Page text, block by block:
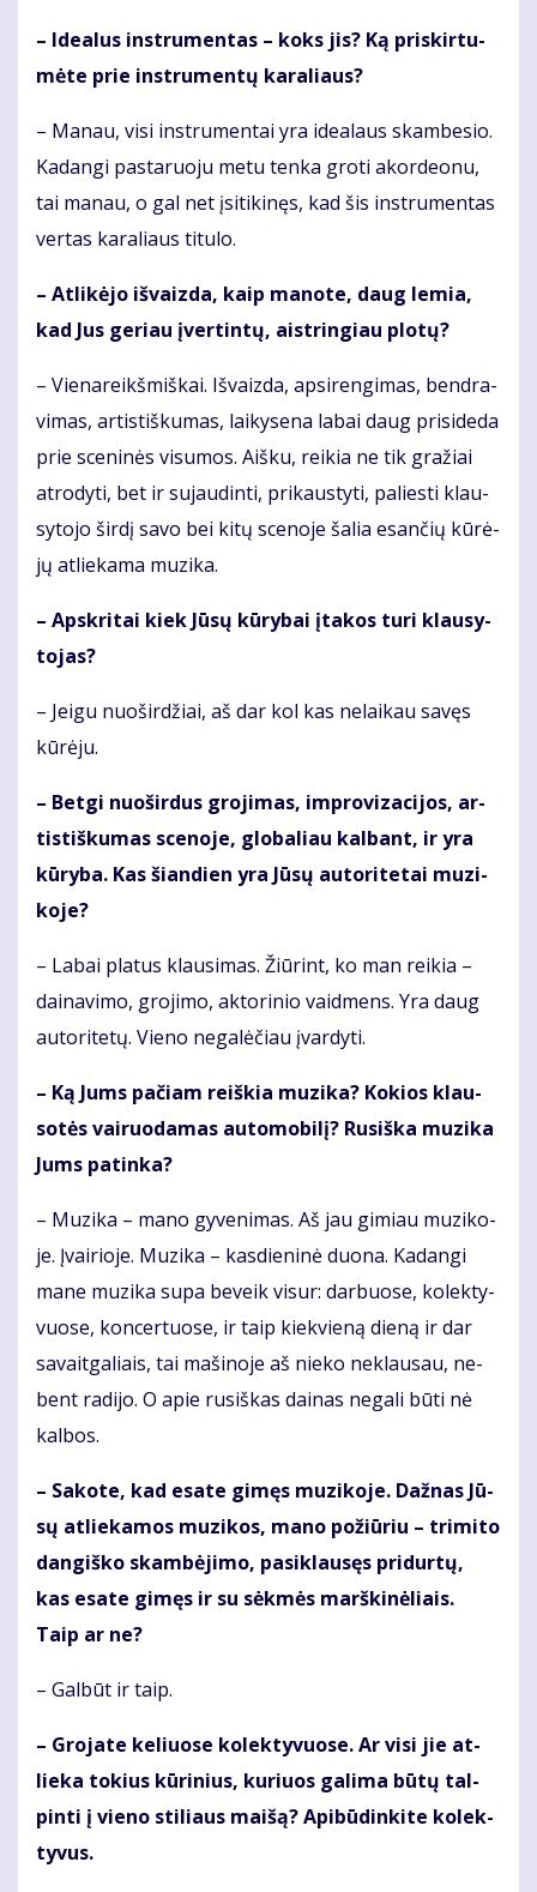
– Ide­a­lus in­stru­men­tas – koks jis? Ką pri­skir­tu­
mė­te prie in­stru­men­tų ka­ra­liaus?
– Ma­nau, vi­si in­stru­men­tai yra ide­a­laus skam­be­sio.
Ka­dan­gi pas­ta­ruo­ju me­tu ten­ka gro­ti akor­de­o­nu,
tai ma­nau, o gal net įsi­ti­ki­nęs, kad šis in­stru­men­tas
ver­tas ka­ra­liaus ti­tu­lo.
– At­li­kė­jo iš­vaiz­da, kaip ma­no­te, daug le­mia,
kad Jus ge­riau įver­tin­tų, aist­rin­giau plo­tų?
– Vie­na­reikš­miš­kai. Iš­vaiz­da, ap­si­ren­gi­mas, ben­dra­
vi­mas, ar­tis­tiš­ku­mas, lai­ky­se­na la­bai daug pri­si­de­da
prie sce­ni­nės vi­su­mos. Aiš­ku, rei­kia ne tik gra­žiai
at­ro­dy­ti, bet ir su­jau­din­ti, pri­kaus­ty­ti, pa­lies­ti klau­
sy­to­jo šir­dį sa­vo bei ki­tų sce­no­je ša­lia esan­čių kū­rė­
jų at­lie­ka­ma mu­zi­ka.
– Ap­skri­tai kiek Jū­sų kū­ry­bai įta­kos tu­ri klau­sy­
to­jas?
– Jei­gu nuo­šir­džiai, aš dar kol kas ne­lai­kau sa­vęs
kū­rė­ju.
– Bet­gi nuo­šir­dus gro­ji­mas, im­pro­vi­za­ci­jos, ar­
tis­tiš­ku­mas sce­no­je, glo­ba­liau kal­bant, ir yra
kū­ry­ba. Kas šian­dien yra Jū­sų au­to­ri­te­tai mu­zi­
ko­je?
– La­bai pla­tus klau­si­mas. Žiū­rint, ko man rei­kia –
dai­na­vi­mo, gro­ji­mo, ak­to­ri­nio vaid­mens. Yra daug
au­to­ri­te­tų. Vie­no ne­ga­lė­čiau įvar­dy­ti.
– Ką Jums pa­čiam reiš­kia mu­zi­ka? Ko­kios klau­
so­tės vai­ruo­da­mas au­to­mo­bi­lį? Ru­siš­ka mu­zi­ka
Jums pa­tin­ka?
– Mu­zi­ka – ma­no gy­ve­ni­mas. Aš jau gi­miau mu­zi­ko­
je. Įvai­rio­je. Mu­zi­ka – kas­die­ni­nė duo­na. Ka­dan­gi
ma­ne mu­zi­ka su­pa be­veik vi­sur: dar­buo­se, ko­lek­ty­
vuo­se, kon­cer­tuo­se, ir taip kiek­vie­ną die­ną ir dar
sa­vait­ga­liais, tai ma­ši­no­je aš nie­ko ne­klau­sau, ne­
bent ra­di­jo. O apie ru­siš­kas dai­nas ne­ga­li bū­ti nė
kal­bos.
– Sa­ko­te, kad esa­te gi­męs mu­zi­ko­je. Daž­nas Jū­
sų at­lie­ka­mos mu­zi­kos, ma­no po­žiū­riu – tri­mi­to
dan­giš­ko skam­bė­ji­mo, pa­si­klau­sęs pri­dur­tų,
kas esa­te gi­męs ir su sėk­mės marš­ki­nė­liais.
Taip ar ne?
– Gal­būt ir taip.
– Gro­ja­te ke­liuo­se ko­lek­ty­vuo­se. Ar vi­si jie at­
lie­ka to­kius kū­ri­nius, ku­riuos ga­li­ma bū­tų tal­
pin­ti į vie­no sti­liaus mai­šą? Api­bū­din­ki­te ko­lek­
ty­vus.